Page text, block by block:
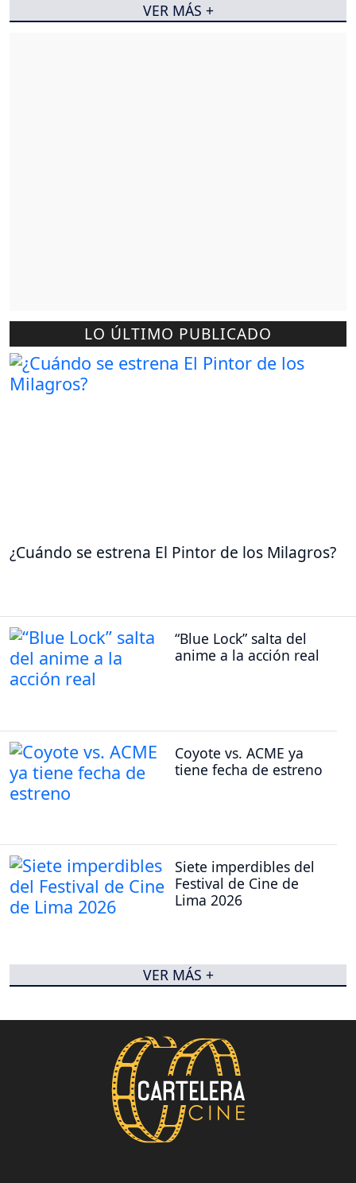
LO ÚLTIMO PUBLICADO
¿Cuándo se estrena El Pintor de los Milagros?
“Blue Lock” salta del
anime a la acción real
Coyote vs. ACME ya
tiene fecha de estreno
Siete imperdibles del
Festival de Cine de
Lima 2026
VER MÁS +
VER MÁS +